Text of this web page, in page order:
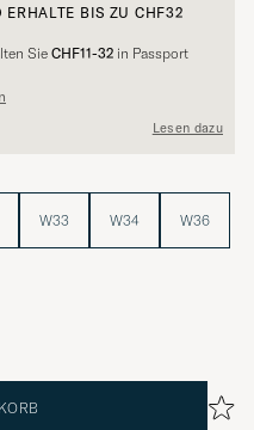
BIS ZU CHF32
SieCHF11-32 in Passport
Lesen dazu
W33 W34 W36